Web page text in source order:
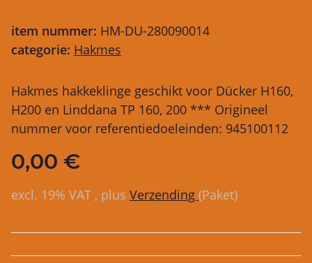
item nummer: HM-DU-280090014
categorie: Hakmes
Hakmes hakkeklinge geschikt voor Dücker H160,
H200 en Linddana TP 160, 200 *** Origineel
nummer voor referentiedoeleinden: 945100112
0,00 €
excl. 19% VAT , plus Verzending (Paket)